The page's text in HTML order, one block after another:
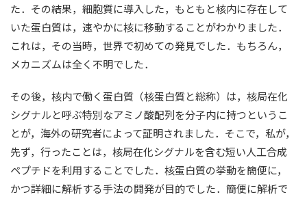
た．その結果，細胞質に導入した，もともと核内に存在して
いた蛋白質は，速やかに核に移動することがわかりました．
これは，その当時，世界で初めての発見でした．もちろん，
メカニズムは全く不明でした．
その後，核内で働く蛋白質（核蛋白質と総称）は，核局在化
シグナルと呼ぶ特別なアミノ酸配列を分子内に持つというこ
とが，海外の研究者によって証明されました．そこで，私が，
先ず，行ったことは，核局在化シグナルを含む短い人工合成
ペプチドを利用することでした．核蛋白質の挙動を簡便に，
かつ詳細に解析する手法の開発が目的でした．簡便に解析で